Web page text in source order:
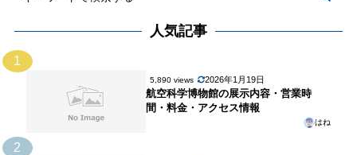
人気記事
1
5,890 views 2026年1月19日
航空科学博物館の展示内容・営業時
間・料金・アクセス情報
はね
2